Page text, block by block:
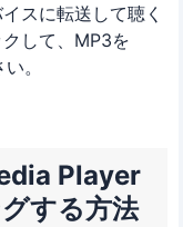
スに転送して聴く
して、MP3を
。
Player
する方法